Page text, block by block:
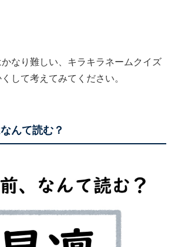
なり難しい、キラキラネームクイズ
して考えてみてください。
んて読む？